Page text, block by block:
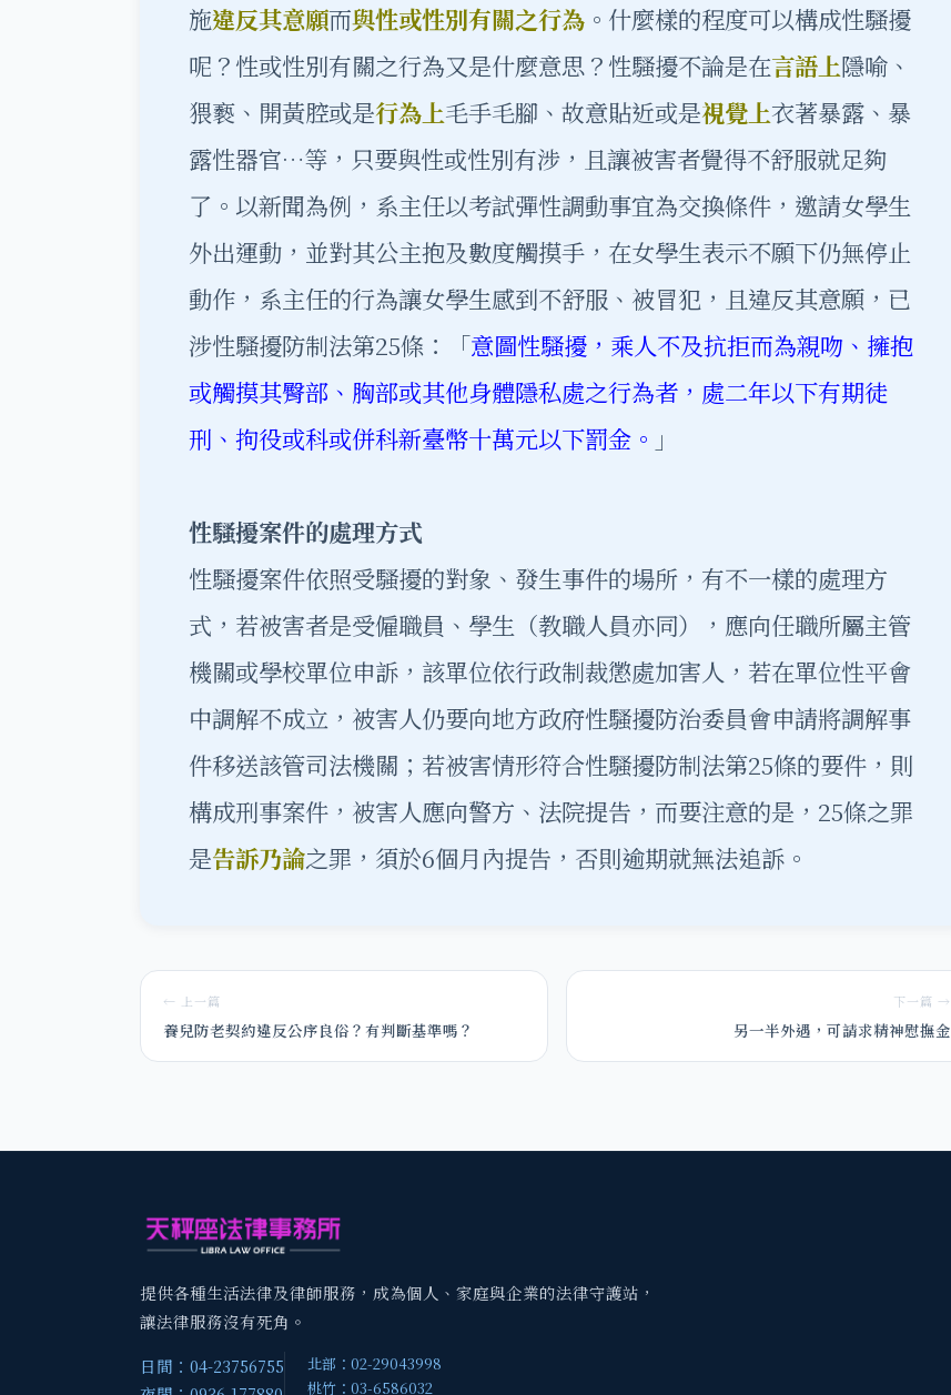
施違反其意願而與性或性別有關之行為 。什麼樣的程度可以構成性騷擾
呢？性或性別有關之行為又是什麼意思？性騷擾不論是在言語上隱喻、
猥褻、開黃腔或是行為上毛手毛腳、故意貼近或是視覺上衣著暴露、暴
露性器官…等，只要與性或性別有涉，且讓被害者覺得不舒服就足夠
了。以新聞為例，系主任以考試彈性調動事宜為交換條件，邀請女學生
外出運動，並對其公主抱及數度觸摸手，在女學生表示不願下仍無停止
動作，系主任的行為讓女學生感到不舒服、被冒犯，且違反其意願，已
涉性騷擾防制法第25條：「意圖性騷擾，乘人不及抗拒而為親吻、擁抱
或觸摸其臀部、胸部或其他身體隱私處之行為者，處二年以下有期徒
刑、拘役或科或併科新臺幣十萬元以下罰金。 」
性騷擾案件的處理方式
性騷擾案件依照受騷擾的對象、發生事件的場所，有不一樣的處理方
式，若被害者是受僱職員、學生（教職人員亦同），應向任職所屬主管
機關或學校單位申訴，該單位依行政制裁懲處加害人，若在單位性平會
中調解不成立，被害人仍要向地方政府性騷擾防治委員會申請將調解事
件移送該管司法機關；若被害情形符合性騷擾防制法第25條的要件，則
構成刑事案件，被害人應向警方、法院提告，而要注意的是，25條之罪
是告訴乃論之罪，須於6個月內提告，否則逾期就無法追訴。
← 上一篇
養兒防老契約違反公序良俗？有判斷基準嗎？
下一篇 →
另一半外遇，可請求精神慰撫金
提供各種生活法律及律師服務，成為個人、家庭與企業的法律守護站，
讓法律服務沒有死角。
日間：04-23756755
北部：02-29043998
桃竹：03-6586032